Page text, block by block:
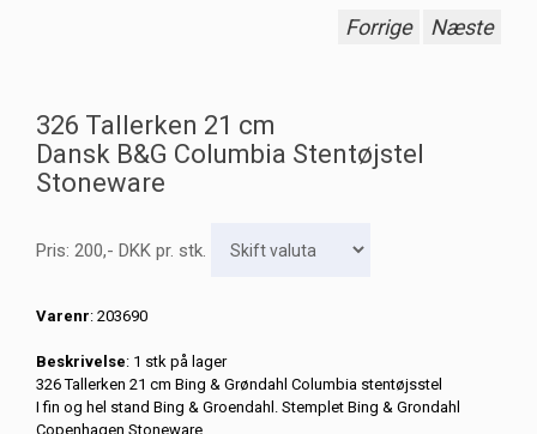
Forrige Næste
326 Tallerken 21 cm
Dansk B&G Columbia Stentøjstel
Stoneware
Pris: 200,- DKK pr. stk.
Varenr: 203690
Beskrivelse: 1 stk på lager
326 Tallerken 21 cm Bing & Grøndahl Columbia stentøjsstel
I fin og hel stand Bing & Groendahl. Stemplet Bing & Grondahl
Copenhagen Stoneware